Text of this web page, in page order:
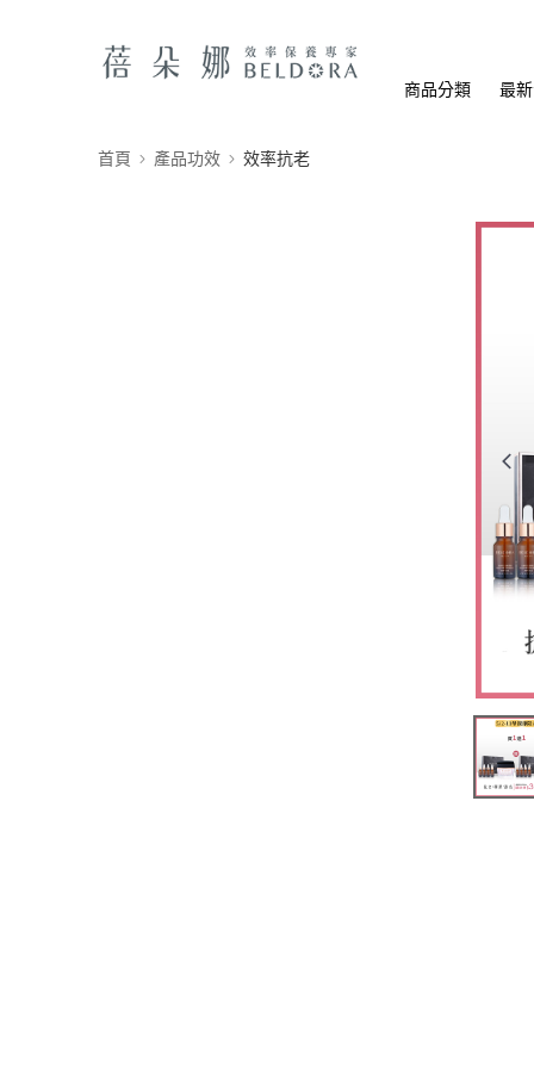
商品分類 最
首頁 產品功效 效率抗老